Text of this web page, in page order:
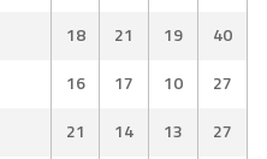
18 21 19
40
16 17 10
27
21 14 13
27